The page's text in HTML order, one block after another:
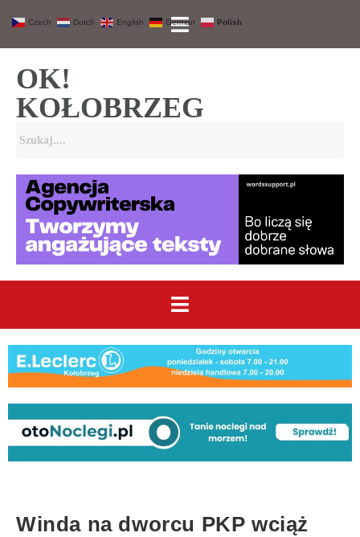
OK!
KOŁOBRZEG
Winda na dworcu PKP wciąż
Czech Dutch English German Polish